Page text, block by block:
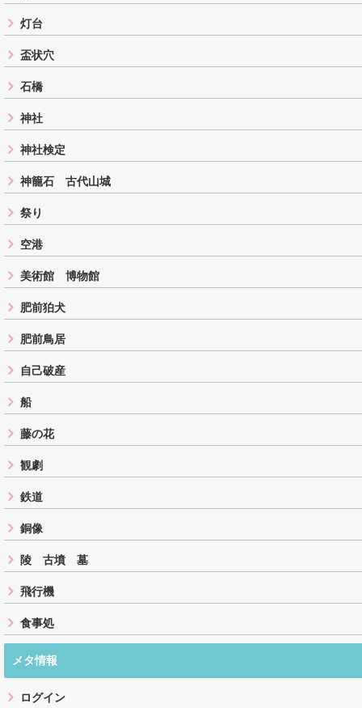
灯台
盃状穴
石橋
神社
神社検定
神籠石 古代山城
祭り
空港
美術館 博物館
肥前狛犬
肥前鳥居
自己破産
船
藤の花
観劇
鉄道
銅像
陵 古墳 墓
飛行機
食事処
メタ情報
ログイン